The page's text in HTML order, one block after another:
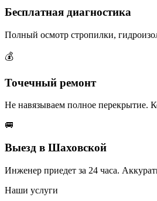
Бесплатная диагностика
Полный осмотр стропилки,
💰
Точечный ремонт
Не навязываем полное перекрытие.
🚐
Выезд в Шаховской
Инженер приедет за 24 часа.
Наши услуги